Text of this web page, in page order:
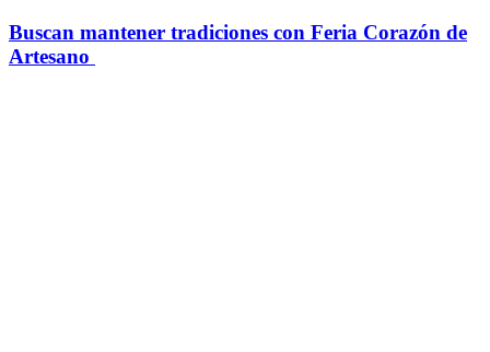
Buscan mantener tradiciones con Feria Corazón de
Artesano